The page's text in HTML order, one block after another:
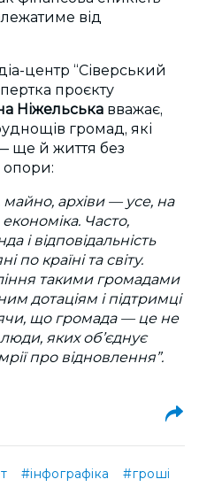
від
“Сіверський
проєкту
Ніжельська вважає,
громад, які
— ще й життя без
опори:
архіви — усе, на
Часто,
і відповідальність
по країні та світу.
такими громадами
дотаціям і підтримці
що громада — це не
яких об’єднує
про відновлення”.
#інфографіка
#гроші